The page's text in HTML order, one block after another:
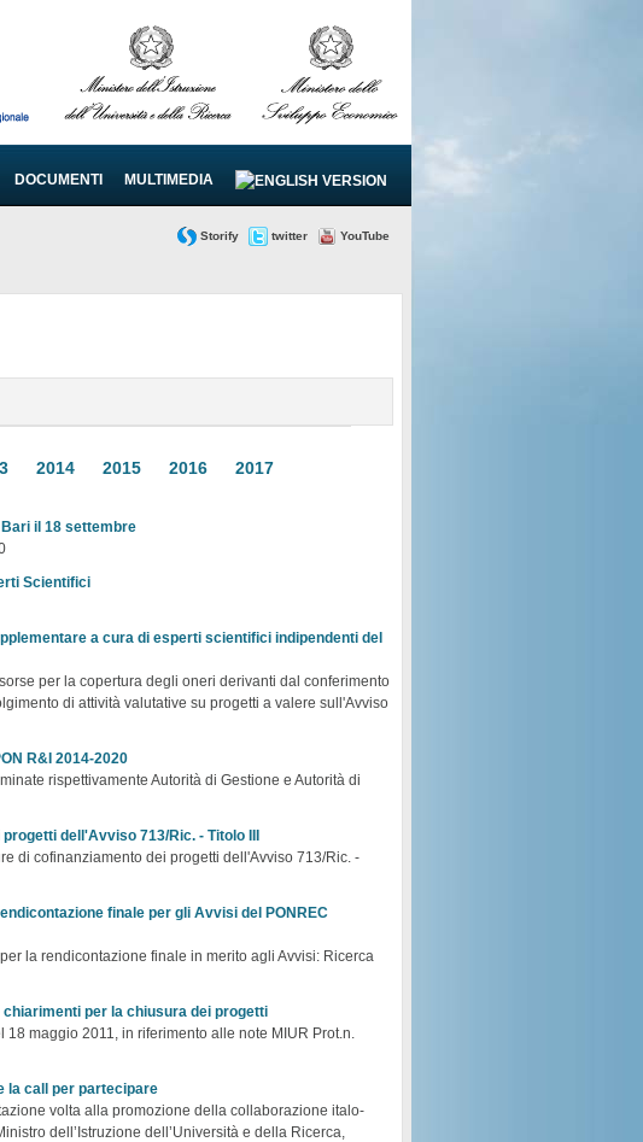
DOCUMENTI MULTIMEDIA
Storify twitter YouTube
2014 2015 2016 2017
il 18 settembre
Scientifici
a cura di esperti scientifici indipendenti del
per la copertura degli oneri derivanti dal conferimento
di attività valutative su progetti a valere sull'Avviso
R&I 2014-2020
rispettivamente Autorità di Gestione e Autorità di
dell'Avviso 713/Ric. - Titolo III
di cofinanziamento dei progetti dell'Avviso 713/Ric. -
finale per gli Avvisi del PONREC
la rendicontazione finale in merito agli Avvisi: Ricerca
per la chiusura dei progetti
maggio 2011, in riferimento alle note MIUR Prot.n.
la call per partecipare
volta alla promozione della collaborazione italo-
dell’Istruzione dell’Università e della Ricerca,